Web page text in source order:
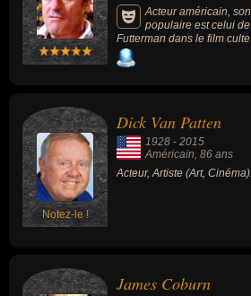
Acteur américain,
populaire est celui
Futterman dans le film
(1984) et sa suite. Il a
Terminator » (1984) ou «
Notez-le !
Dick Van Patten
1928 - 2015
Américain , 86 ans
Acteur, Artiste (Art, Cinéma).
James Coburn